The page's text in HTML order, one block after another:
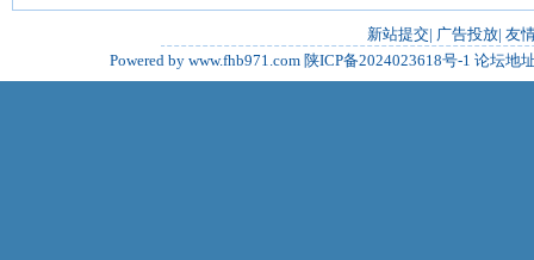
新站提交| 广告投放| 友
Powered by www.fhb971.com 陕ICP备2024023618号-1 论坛地